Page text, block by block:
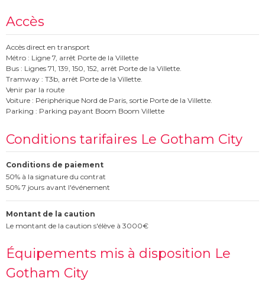
Accès
Accès direct en transport
Métro : Ligne 7, arrêt Porte de la Villette
Bus : Lignes 71, 139, 150, 152, arrêt Porte de la Villette.
Tramway : T3b, arrêt Porte de la Villette.
Venir par la route
Voiture : Périphérique Nord de Paris, sortie Porte de la Villette.
Parking : Parking payant Boom Boom Villette
Conditions tarifaires Le Gotham City
Conditions de paiement
50% à la signature du contrat
50% 7 jours avant l'événement
Montant de la caution
Le montant de la caution s'élève à 3000€
Équipements mis à disposition Le
Gotham City